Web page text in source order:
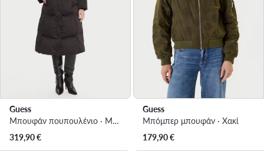
Guess
Μπουφάν πουπουλένιο · Μαύρο
319,90€
Guess
Μπόμπερ μπουφάν · Χακί
179,90€